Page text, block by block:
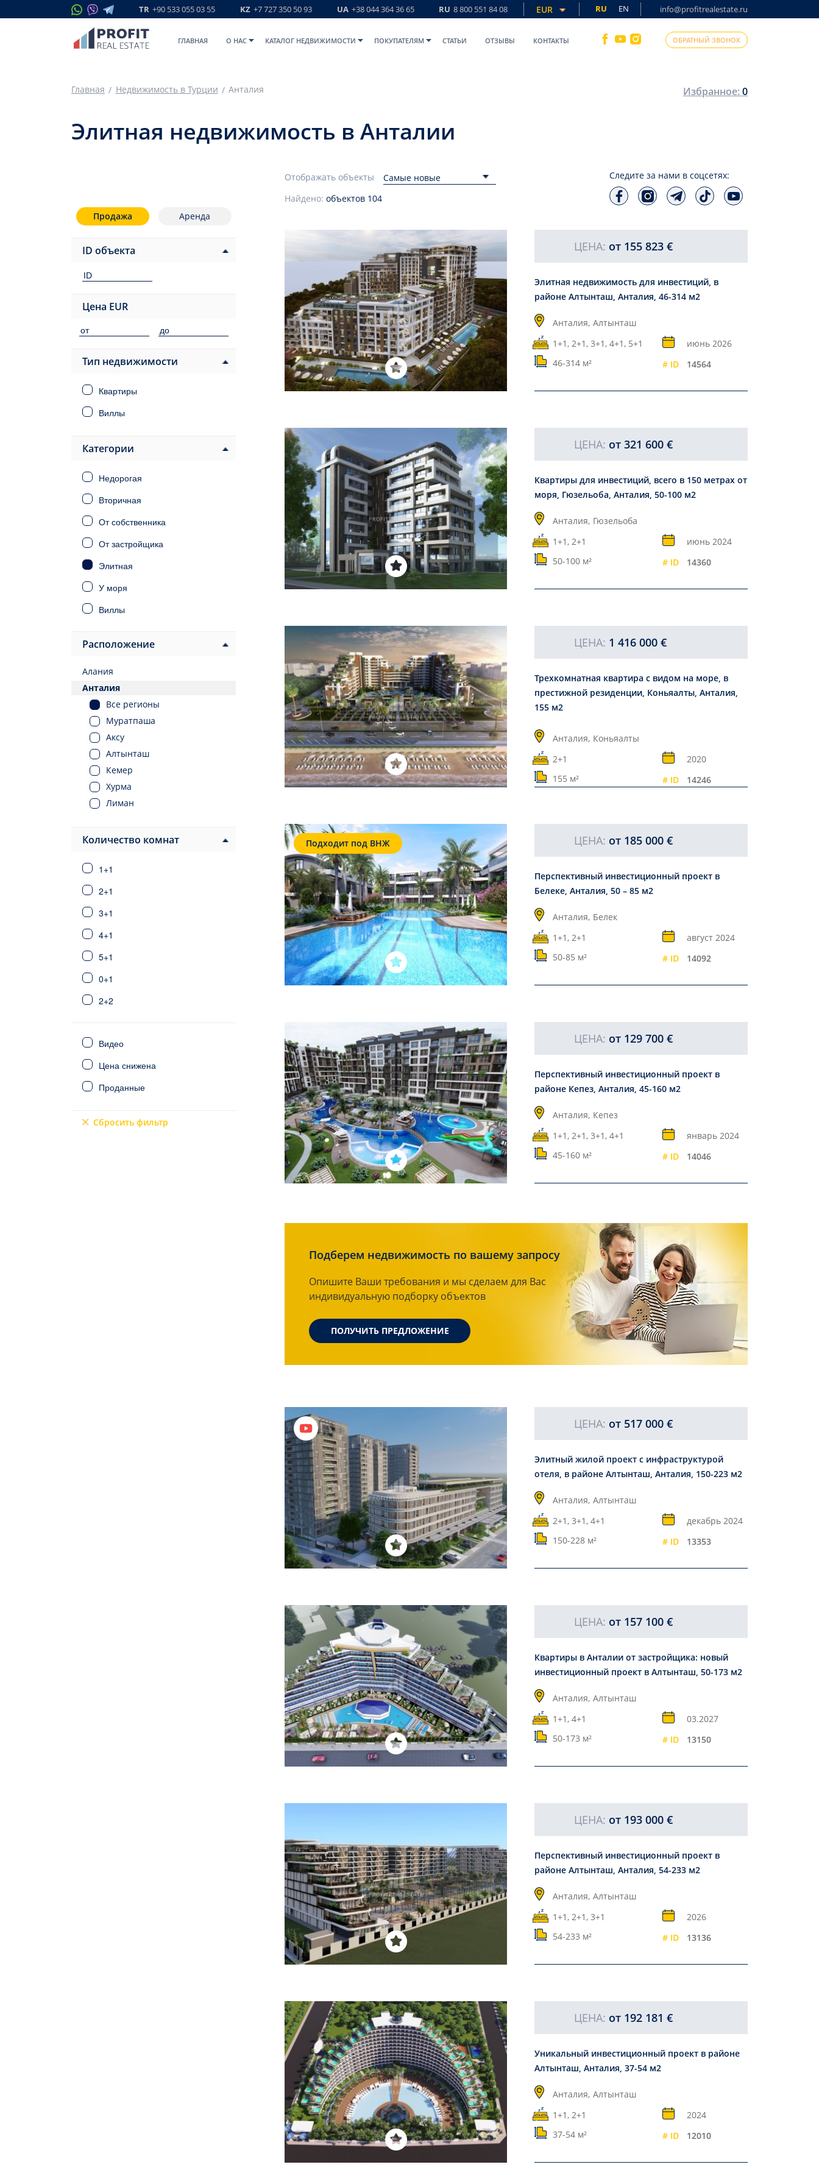
TR +90 533 055 03 55 KZ +7 727 350 50 93 UA +38 044 364 36 65 RU 8 800 551 84 08 EUR RU EN info@profitrealestate.ru
ГЛАВНАЯ O НАС КАТАЛОГ НЕДВИЖИМОСТИ ПОКУПАТЕЛЯМ СТАТЬИ ОТЗЫВЫ КОНТАКТЫ ОБРАТНЫЙ ЗВОНОК
Главная Недвижимость в Турции Анталия Избранное:0
Элитная недвижимость в Анталии
Продажа Аренда
ID объекта
Цена EUR
Тип недвижимости
Квартиры
Виллы
Категории
Недорогая
Вторичная
От собственника
От застройщика
Элитная
У моря
Виллы
Под ВНЖ
Расположение
Алания
Анталия
Все регионы
Муратпаша
Аксу
Алтынташ
Кемер
Хурма
Лиман
Финике
Сарысу
Кепез
Лара
Стамбул
Фетхие
Северный Кипр
Мерсин
Мугла
Количество комнат
1+1
2+1
3+1
4+1
5+1
0+1
2+2
6+1
4+2
5+2
Видео
Цена снижена
Проданные
Сбросить фильтр
Отображать объекты Самые новые
Следите за нами в соцсетях:
Найдено: объектов 104
ЦЕНА: от 155 823 €
Элитная недвижимость для инвестиций, в
районе Алтынташ, Анталия, 46-314 м2
Анталия, Алтынташ
1+1, 2+1, 3+1, 4+1, 5+1
июнь 2026
46-314 м²
# ID 14564
ЦЕНА: от 321 600 €
Квартиры для инвестиций, всего в 150 метрах от
моря, Гюзельоба, Анталия, 50-100 м2
Анталия, Гюзельоба
1+1, 2+1
июнь 2024
50-100 м²
# ID 14360
ЦЕНА: 1 416 000 €
Трехкомнатная квартира с видом на море, в
престижной резиденции, Коньяалты, Анталия,
155 м2
Анталия, Коньяалты
2+1
2020
155 м²
# ID 14246
Подходит под ВНЖ ЦЕНА: от 185 000 €
Перспективный инвестиционный проект в
Белеке, Анталия, 50 – 85 м2
Анталия, Белек
1+1, 2+1
август 2024
50-85 м²
# ID 14092
ЦЕНА: от 129 700 €
Перспективный инвестиционный проект в
районе Кепез, Анталия, 45-160 м2
Анталия, Кепез
1+1, 2+1, 3+1, 4+1
январь 2024
45-160 м²
# ID 14046
Подберем недвижимость по вашему запросу
Опишите Ваши требования и мы сделаем для Вас
индивидуальную подборку объектов
ПОЛУЧИТЬ ПРЕДЛОЖЕНИЕ
ЦЕНА: от 517 000 €
Элитный жилой проект с инфраструктурой
отеля, в районе Алтынташ, Анталия, 150-223 м2
Анталия, Алтынташ
2+1, 3+1, 4+1
декабрь 2024
150-228 м²
# ID 13353
ЦЕНА: от 157 100 €
Квартиры в Анталии от застройщика: новый
инвестиционный проект в Алтынташ, 50-173 м2
Анталия, Алтынташ
1+1, 4+1
03.2027
50-173 м²
# ID 13150
ЦЕНА: от 193 000 €
Перспективный инвестиционный проект в
районе Алтынташ, Анталия, 54-233 м2
Анталия, Алтынташ
1+1, 2+1, 3+1
2026
54-233 м²
# ID 13136
ЦЕНА: от 192 181 €
Уникальный инвестиционный проект в районе
Алтынташ, Анталия, 37-54 м2
Анталия, Алтынташ
1+1, 2+1
2024
37-54 м²
# ID 12010